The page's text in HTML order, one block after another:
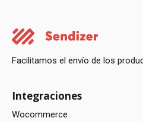
Facilitamos el envío de los
Integraciones
Wocommerce